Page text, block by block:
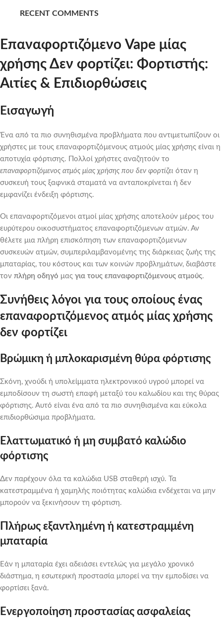
RECENT COMMENTS
Επαναφορτιζόμενο Vape μίας
χρήσης Δεν φορτίζει: Φορτιστής:
Αιτίες & Επιδιορθώσεις
Εισαγωγή
Ένα από τα πιο συνηθισμένα προβλήματα που αντιμετωπίζουν οι
χρήστες με τους επαναφορτιζόμενους ατμούς μίας χρήσης είναι η
αποτυχία φόρτισης. Πολλοί χρήστες αναζητούν το
επαναφορτιζόμενος ατμός μίας χρήσης που δεν φορτίζει όταν η
συσκευή τους ξαφνικά σταματά να ανταποκρίνεται ή δεν
εμφανίζει ένδειξη φόρτισης.
Οι επαναφορτιζόμενοι ατμοί μίας χρήσης αποτελούν μέρος του
ευρύτερου οικοσυστήματος επαναφορτιζόμενων ατμών. Αν
θέλετε μια πλήρη επισκόπηση των επαναφορτιζόμενων
συσκευών ατμών, συμπεριλαμβανομένης της διάρκειας ζωής της
μπαταρίας, του κόστους και των κοινών προβλημάτων, διαβάστε
τον πλήρη οδηγό μας για τους επαναφορτιζόμενους ατμούς.
Συνήθεις λόγοι για τους οποίους ένας
επαναφορτιζόμενος ατμός μίας χρήσης
δεν φορτίζει
Βρώμικη ή μπλοκαρισμένη θύρα φόρτισης
Σκόνη, χνούδι ή υπολείμματα ηλεκτρονικού υγρού μπορεί να
εμποδίσουν τη σωστή επαφή μεταξύ του καλωδίου και της θύρας
φόρτισης. Αυτό είναι ένα από τα πιο συνηθισμένα και εύκολα
επιδιορθώσιμα προβλήματα.
Ελαττωματικό ή μη συμβατό καλώδιο
φόρτισης
Δεν παρέχουν όλα τα καλώδια USB σταθερή ισχύ. Τα
κατεστραμμένα ή χαμηλής ποιότητας καλώδια ενδέχεται να μην
μπορούν να ξεκινήσουν τη φόρτιση.
Πλήρως εξαντλημένη ή κατεστραμμένη
μπαταρία
Εάν η μπαταρία έχει αδειάσει εντελώς για μεγάλο χρονικό
διάστημα, η εσωτερική προστασία μπορεί να την εμποδίσει να
φορτίσει ξανά.
Ενεργοποίηση προστασίας ασφαλείας